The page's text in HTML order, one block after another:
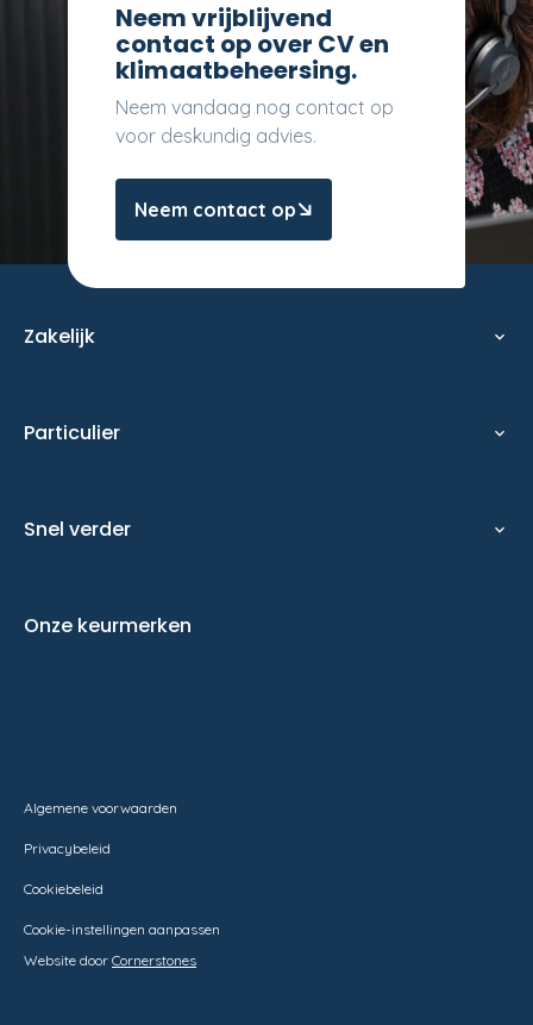
Neem vrijblijvend
contact op over CV en
klimaatbeheersing.
Neem vandaag nog contact op
voor deskundig advies.
Neem contact op
Zakelijk expand_more
Energietransitie
Contractbeheer
Particulier expand_more
Service & onderhoud
Zonnepanelen
Snel verder expand_more
Vestigingen
Onze keurmerken
Algemene voorwaarden
Privacybeleid
Cookiebeleid
Cookie-instellingen aanpassen
Website door Cornerstones